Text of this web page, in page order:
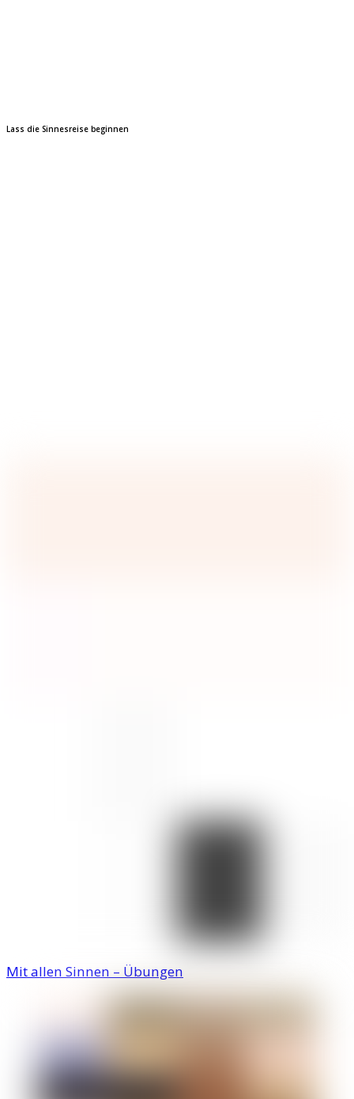
Lass die Sinnesreise beginnen
Mit allen Sinnen – Übungen